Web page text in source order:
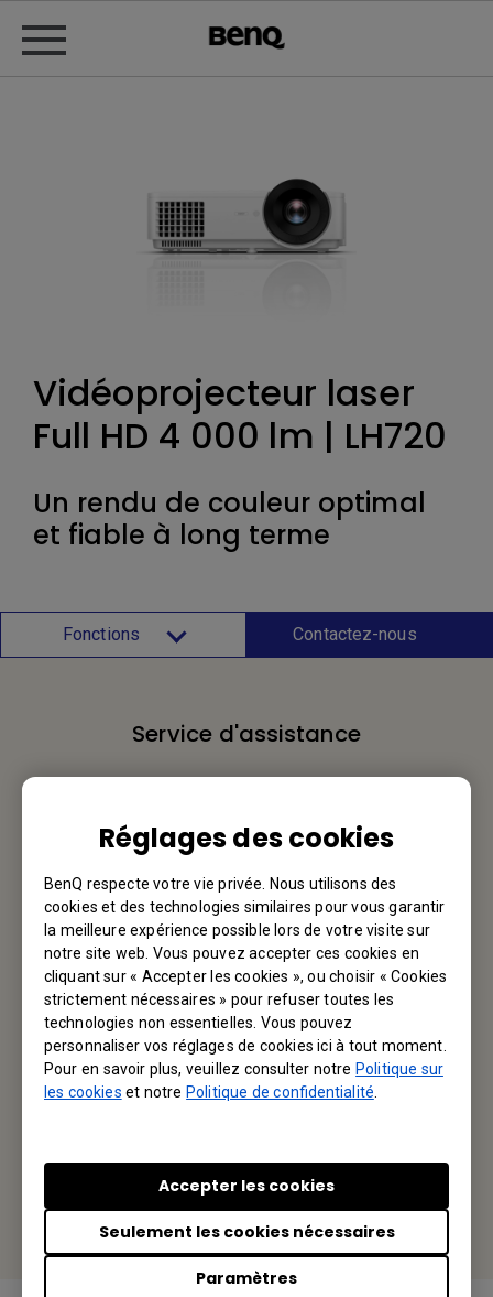
Réglages des cookies
BenQ respecte votre vie privée. Nous utilisons des
cookies et des technologies similaires pour vous garantir
la meilleure expérience possible lors de votre visite sur
notre site web. Vous pouvez accepter ces cookies en
cliquant sur « Accepter les cookies », ou choisir « Cookies
strictement nécessaires » pour refuser toutes les
technologies non essentielles. Vous pouvez
personnaliser vos réglages de cookies ici à tout moment.
Pour en savoir plus, veuillez consulter notrePolitique sur
les cookies et notrePolitique de confidentialité
Paramètres
Seulement les cookies nécessaires
Accepter les cookies
Vidéoprojecteur laser
Full HD 4 000 lm | LH720
Un rendu de couleur optimal
et fiable à long terme
Fonctions Contactez-nous
Service d'assistance
Nous aimerions avoir de vos nouvelles.
Contactez-nous
Votre BenQ
BenQ America Corp.
3200 Park Center Drive, Suite 150 Costa Mesa, CA 92626,
USA
Or find your local office